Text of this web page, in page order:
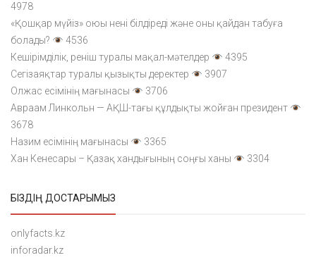
4978
«Қошқар мүйіз» оюы нені білдіреді және оны қайдан табуға
болады?
4536
Кешірімділік, реніш туралы мақал-мәтелдер
4395
Сегізаяқтар туралы қызықты деректер
3907
Олжас есімінің мағынасы
3706
Авраам Линкольн — АҚШ-тағы құлдықты жойған президент
3678
Назим есімінің мағынасы
3365
Хан Кенесары – Қазақ хандығының соңғы ханы
3304
БІЗДІҢ ДОСТАРЫМЫЗ
onlyfacts.kz
inforadar.kz